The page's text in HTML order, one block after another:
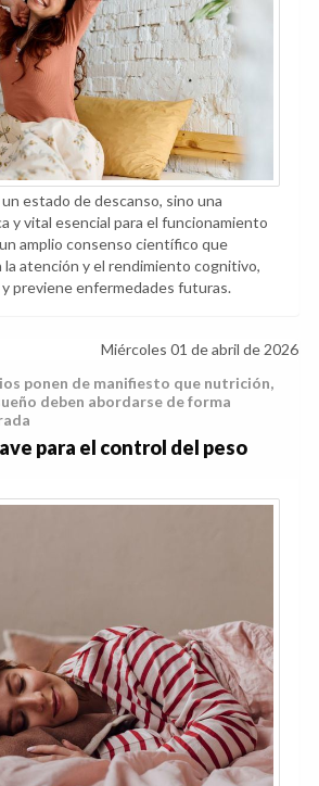
estado de descanso, sino una
y vital esencial para el funcionamiento
amplio consenso científico que
la atención y el rendimiento cognitivo,
previene enfermedades futuras.
Miércoles 01 de abril de 2026
ponen de manifiesto que nutrición,
deben abordarse de forma
para el control del peso